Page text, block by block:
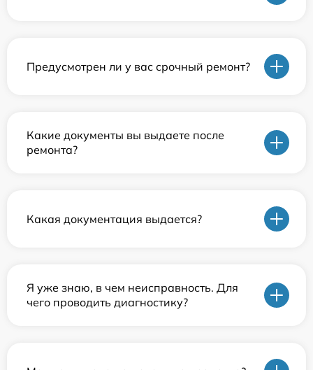
Предусмотрен ли у вас срочный ремонт?
Какие документы вы выдаете после
ремонта?
Какая документация выдается?
Я уже знаю, в чем неисправность. Для
чего проводить диагностику?